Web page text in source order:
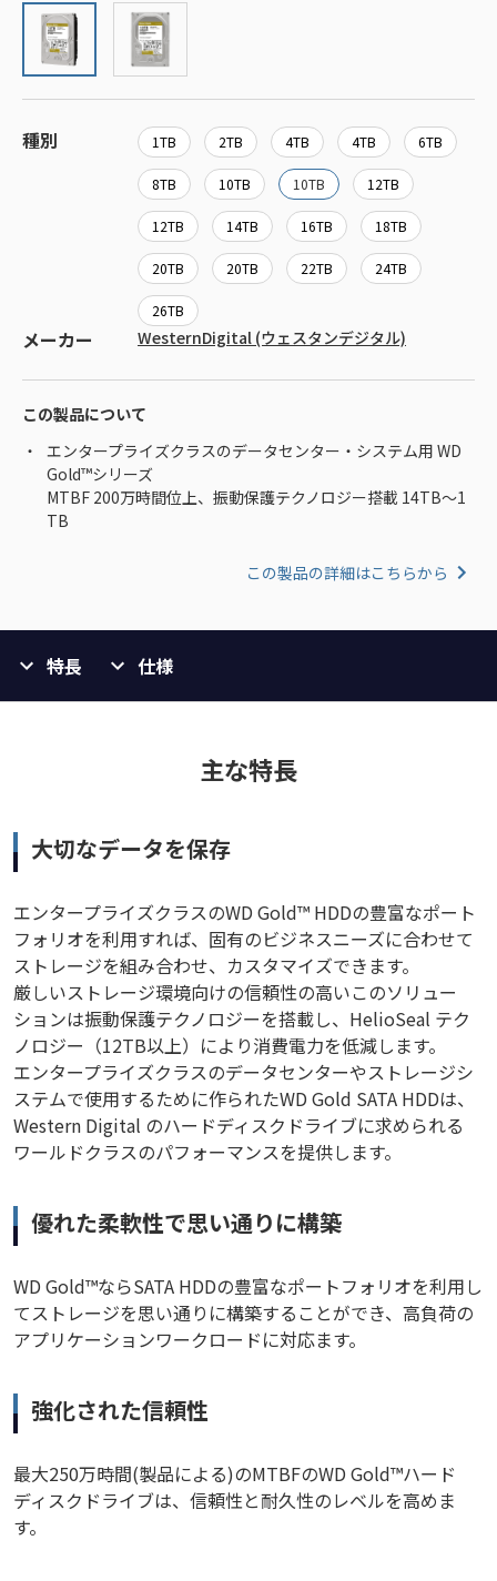
種別 1TB 2TB 4TB 4TB 6TB
8TB 10TB 10TB 12TB
12TB 14TB 16TB 18TB
20TB 20TB 22TB 24TB
26TB
メーカー WesternDigital (ウェスタンデジタル)
この製品について
エンタープライズクラスのデータセンター・システム用 WD
Gold™シリーズ
MTBF 200万時間位上、振動保護テクノロジー搭載 14TB～1
TB
この製品の詳細はこちらから
特長 仕様
主な特長
大切なデータを保存
エンタープライズクラスのWD Gold™ HDDの豊富なポート
フォリオを利用すれば、固有のビジネスニーズに合わせて
ストレージを組み合わせ、カスタマイズできます。
厳しいストレージ環境向けの信頼性の高いこのソリュー
ションは振動保護テクノロジーを搭載し、HelioSeal テク
ノロジー（12TB以上）により消費電力を低減します。
エンタープライズクラスのデータセンターやストレージシ
ステムで使用するために作られたWD Gold SATA HDDは、
Western Digital のハードディスクドライブに求められる
ワールドクラスのパフォーマンスを提供します。
優れた柔軟性で思い通りに構築
WD Gold™ならSATA HDDの豊富なポートフォリオを利用し
てストレージを思い通りに構築することができ、高負荷の
アプリケーションワークロードに対応ます。
強化された信頼性
最大250万時間(製品による)のMTBFのWD Gold™ハード
ディスクドライブは、信頼性と耐久性のレベルを高めま
す。